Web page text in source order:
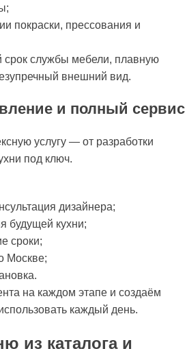
покраски, прессования и
срок службы мебели, плавную
внешний вид.
и полный сервис
услугу — от разработки
под ключ.
дизайнера;
будущей кухни;
сроки;
Москве;
на каждом этапе и создаём
каждый день.
из каталога и